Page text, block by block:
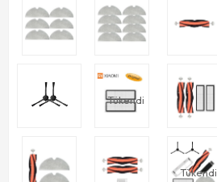
Tükendi
Tükendi